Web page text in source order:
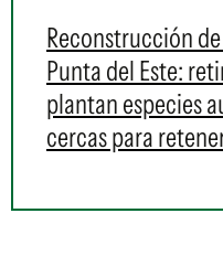
Reconstrucción
Punta del Este:
plantan especies
cercas para